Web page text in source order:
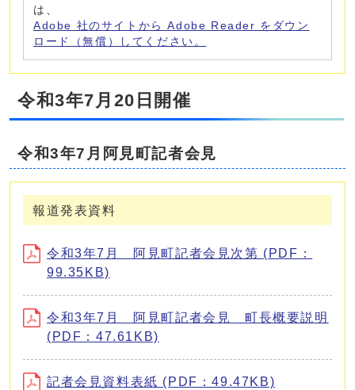
は、
Adobe 社のサイトから Adobe Reader をダウン
ロード（無償）してください。
令和3年7月20日開催
令和3年7月阿見町記者会見
報道発表資料
令和3年7月 阿見町記者会見次第 (PDF：
99.35KB)
令和3年7月 阿見町記者会見 町長概要説明
(PDF：47.61KB)
記者会見資料表紙 (PDF：49.47KB)